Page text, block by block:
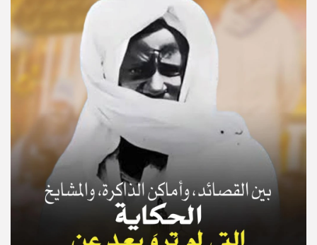
© Copyright 2025, APS